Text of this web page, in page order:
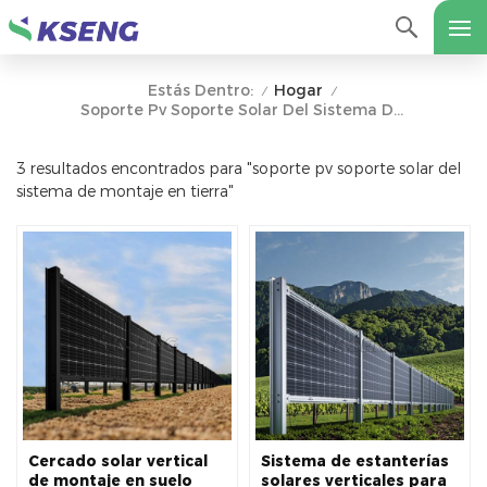
Estás Dentro: / Hogar /
Soporte Pv Soporte Solar Del Sistema De Montaje En Tierra
3 resultados encontrados para "soporte pv soporte solar del
sistema de montaje en tierra"
Cercado solar vertical
de montaje en suelo
Sistema de estanterías
solares verticales para